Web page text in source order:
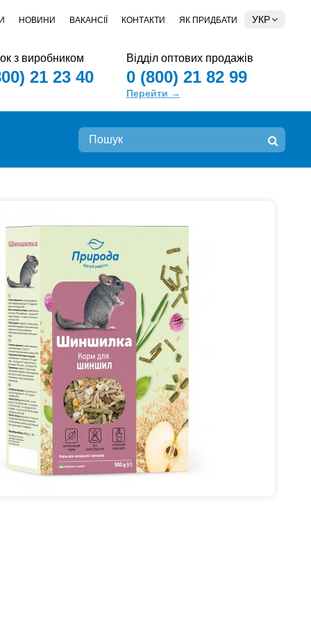
УКР
НОВИНИ ВАКАНСІЇ КОНТАКТИ ЯК ПРИДБАТИ
з виробником
21 23 40
Відділ оптових продажів
0 (800) 21 82 99
Перейти →